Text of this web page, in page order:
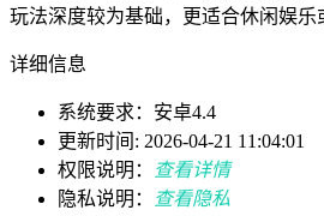
玩法深度较为基础，更适合休闲娱乐
详细信息
系统要求：安卓4.4
更新时间: 2026-04-21 11:04:01
权限说明：
查看详情
隐私说明：
查看隐私